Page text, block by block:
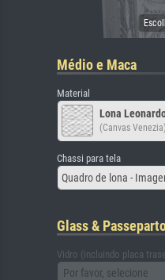
Médio e Maca
Material
Lona
(Canvas Venezia)
Chassi para tela
Quadro de lona -
Glass &
Vidro (incluindo placa
Por favor, selecione